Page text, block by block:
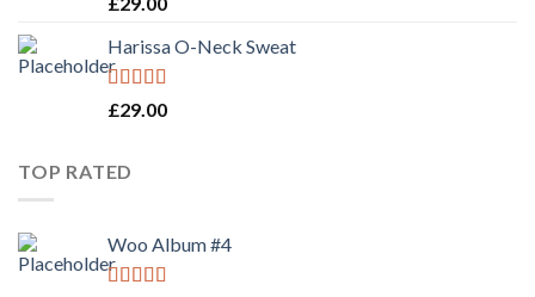
of 5
Harissa O-Neck Sweat
Rated4.00
£29.00
TOP RATED
Woo Album #4